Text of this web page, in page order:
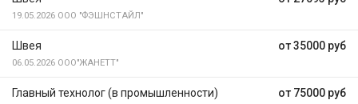
19.05.2026 ООО "ФЭШНСТАЙЛ"
от 35000 руб
Швея
06.05.2026 ООО"ЖАНЕТТ"
от 75000 руб
Главный технолог (в промышленности)